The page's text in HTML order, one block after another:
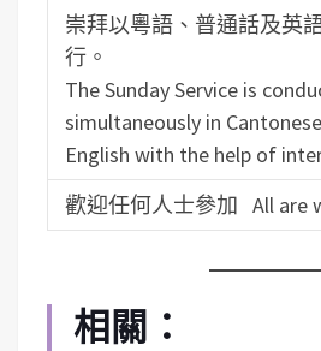
崇拜以粵語、普通話及英
行。
The Sunday Service is
simultaneously in
English with the help of
歡迎任何人士參加 All are
相關：